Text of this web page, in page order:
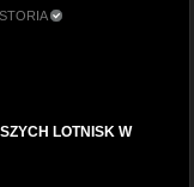
LOTNISK W